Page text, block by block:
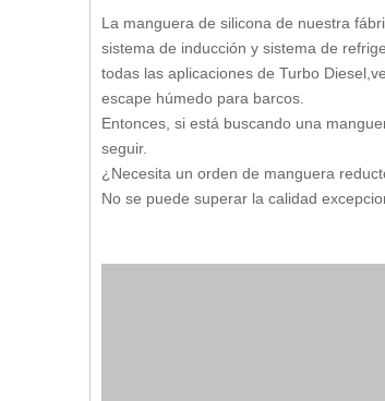
La manguera de silicona de nuestra
sistema de inducción y sistema de
todas las aplicaciones de Turbo
escape húmedo para barcos.
Entonces, si está buscando una
seguir.
¿Necesita un orden de manguera
No se puede superar la calidad